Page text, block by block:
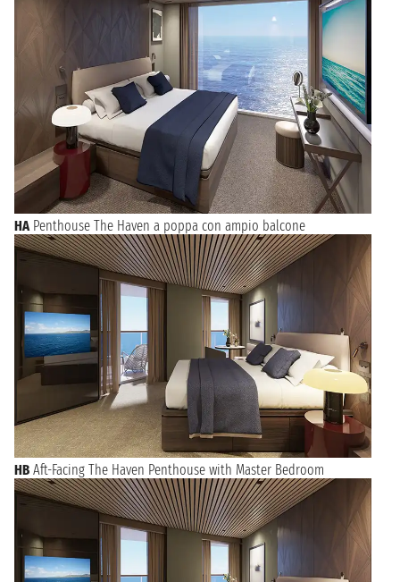
HA Penthouse The Haven a poppa con ampio balcone
HB Aft-Facing The Haven Penthouse with Master Bedroom